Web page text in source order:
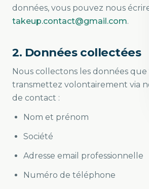
données, vous pouvez nous
takeup.contact@gmail.com.
2. Données collectées
Nous collectons les données que
transmettez volontairement via
de contact :
Nom et prénom
Société
Adresse email professionnelle
Numéro de téléphone